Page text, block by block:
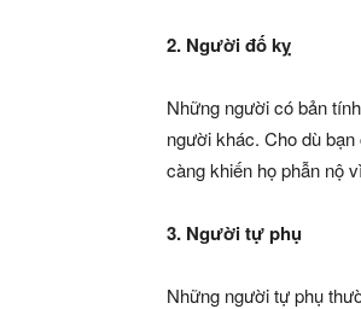
2. Người đố kỵ
Những người có bản
người khác. Cho dù
càng khiến họ phẫn nộ
3. Người tự phụ
Những người tự phụ